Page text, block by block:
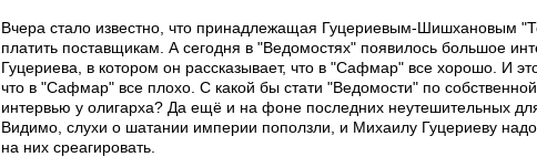
Вчера стало известно, что принадлежащая Гуцериевым-Шишхановым
платить поставщикам. А сегодня в "Ведомостях" появилось большое
Гуцериева, в котором он рассказывает, что в "Сафмар" все хорошо. И
что в "Сафмар" все плохо. С какой бы стати "Ведомости" по
интервью у олигарха? Да ещё и на фоне последних неутешительных
Видимо, слухи о шатании империи поползли, и Михаилу Гуцериеву
на них среагировать.